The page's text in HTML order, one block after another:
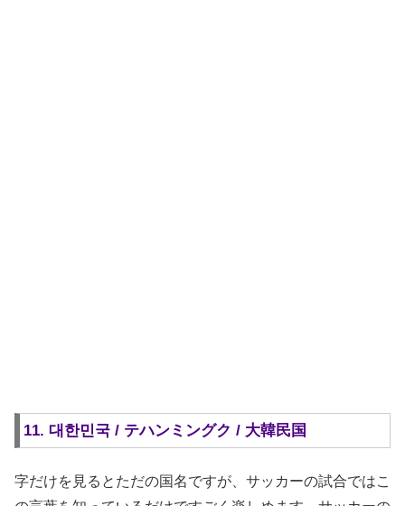
11. 대한민국 / テハンミングク / 大韓民国
字だけを見るとただの国名ですが、サッカーの試合ではこ